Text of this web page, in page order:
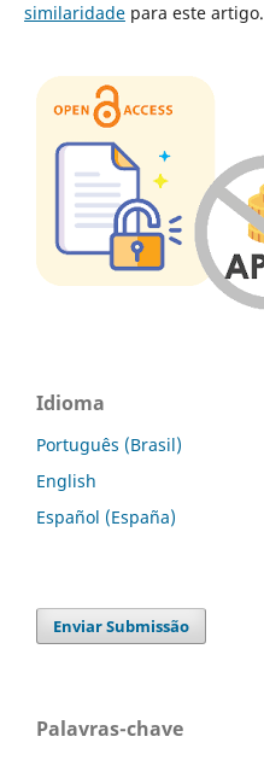
similaridadepara este artigo.
Idioma
Português (Brasil)
English
Español (España)
Enviar Submissão
Palavras-chave